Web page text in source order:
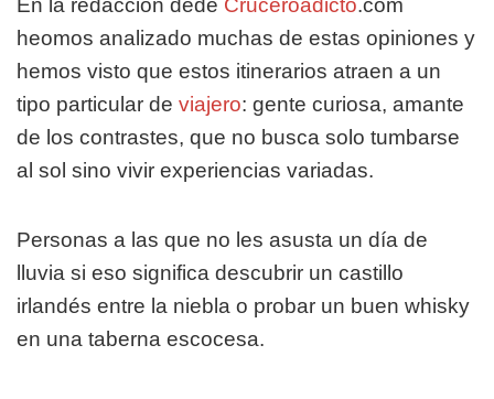
En la redacción dede Cruceroadicto.com
heomos analizado muchas de estas opiniones y
hemos visto que estos itinerarios atraen a un
tipo particular de viajero: gente curiosa, amante
de los contrastes, que no busca solo tumbarse
al sol sino vivir experiencias variadas.
Personas a las que no les asusta un día de
lluvia si eso significa descubrir un castillo
irlandés entre la niebla o probar un buen whisky
en una taberna escocesa.